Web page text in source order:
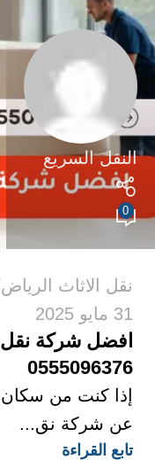
النقل السريع
0
نقل الاثاث الرياض
31 مايو 2025
افضل شركة
0555096376
إذا كنت من
عن شركة نق...
تابع القراءة